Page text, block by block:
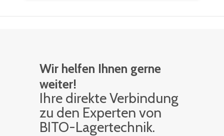
Wir helfen Ihnen gerne
weiter!
Ihre di­rek­te Ver­bin­dung
zu den Ex­per­ten von
BITO-La­ger­tech­nik.